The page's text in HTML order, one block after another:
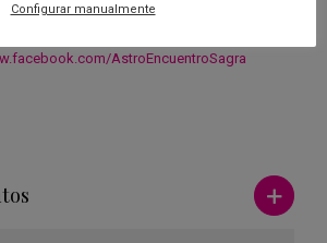
lasagra
AstroEncuentroSagra
Ver más
Configurar manualmente